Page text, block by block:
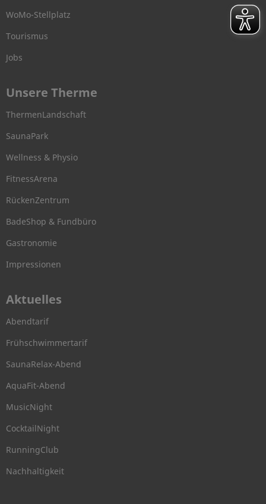
WoMo-Stellplatz
Tourismus
Jobs
Unsere Therme
ThermenLandschaft
SaunaPark
Wellness & Physio
FitnessArena
RückenZentrum
BadeShop & Fundbüro
Gastronomie
Impressionen
Aktuelles
Abendtarif
Frühschwimmertarif
SaunaRelax-Abend
AquaFit-Abend
MusicNight
CocktailNight
RunningClub
Nachhaltigkeit